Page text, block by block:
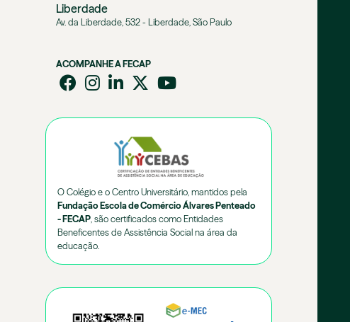
Liberdade
Av. da Liberdade, 532 - Liberdade, São Paulo
ACOMPANHE A FECAP
O Colégio e o Centro Universitário, mantidos pela
Fundação Escola de Comércio Álvares Penteado
- FECAP , são certificados como Entidades
Beneficentes de Assistência Social na área da
educação.